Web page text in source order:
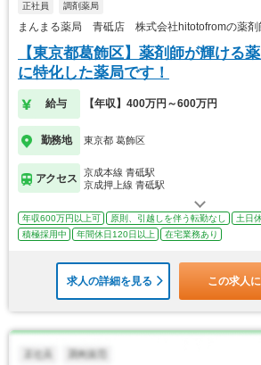
正社員 調剤薬局
まんまる薬局 青砥店 株式会社hitotofromの薬剤
【東京都葛飾区】薬剤師が輝ける
に特化した薬局です！
給与 【年収】400万円～600万円
勤務地 東京都 葛飾区
アクセス
京成本線 青砥駅
京成押上線 青砥駅
年収600万円以上可 原則、引越しを伴う転勤なし 土日
積極採用中
年間休日120日以上 在宅業務あり
求人の詳細を見る この求人